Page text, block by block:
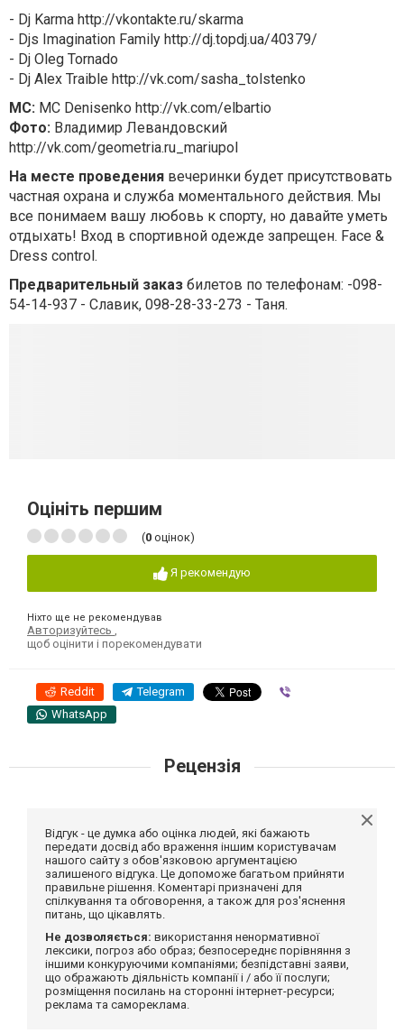
- Dj Karma http://vkontakte.ru/skarma
- Djs Imagination Family http://dj.topdj.ua/40379/
- Dj Oleg Tornado
- Dj Alex Traible http://vk.com/sasha_tolstenko
MC: MC Denisenko http://vk.com/elbartio
Фото: Владимир Левандовский
http://vk.com/geometria.ru_mariupol
На месте проведения вечеринки будет присутствовать
частная охрана и служба моментального действия. Мы
все понимаем вашу любовь к спорту, но давайте уметь
отдыхать! Вход в спортивной одежде запрещен. Face &
Dress control.
Предварительный заказ билетов по телефонам: -098-
54-14-937 - Славик, 098-28-33-273 - Таня.
Оцініть першим
(0 оцінок)
Я рекомендую
Ніхто ще не рекомендував
Авторизуйтесь
щоб оцінити і порекомендувати
Reddit Telegram
WhatsApp
Рецензія
Відгук - це думка або оцінка людей, які бажають
передати досвід або враження іншим користувачам
нашого сайту з обов'язковою аргументацією
залишеного відгука. Це допоможе багатьом прийняти
правильне рішення. Коментарі призначені для
спілкування та обговорення, а також для роз'яснення
питань, що цікавлять.
Не дозволяється: використання ненормативної
лексики, погроз або образ; безпосереднє порівняння з
іншими конкуруючими компаніями; безпідставні заяви,
що ображають діяльність компанії і / або її послуги;
розміщення посилань на сторонні інтернет-ресурси;
реклама та самореклама.